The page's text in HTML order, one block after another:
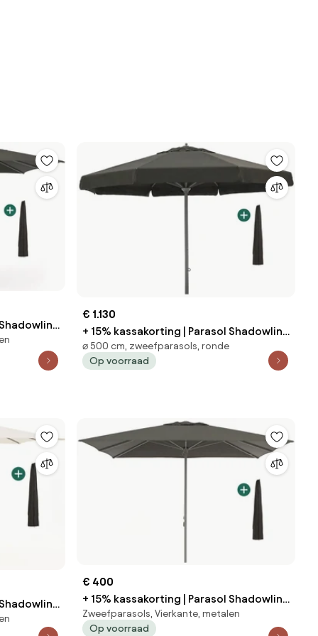
|
| Zwart |
€ 1.130
+ 15% kassakorting | Parasol Shadowline
Java | Inclusief hoes | Rond | 500cm |
Met draaihendel | Zwart | Kees Smit
⌀ 500 cm, zweefparasols, ronde
Op voorraad
|
€ 400
+ 15% kassakorting | Parasol Shadowline
Cuba | Inclusief hoes | Vierkant |
350x350cm | Met katrol | Zwart | Kees
Zweefparasols, Vierkante, metalen
Op voorraad